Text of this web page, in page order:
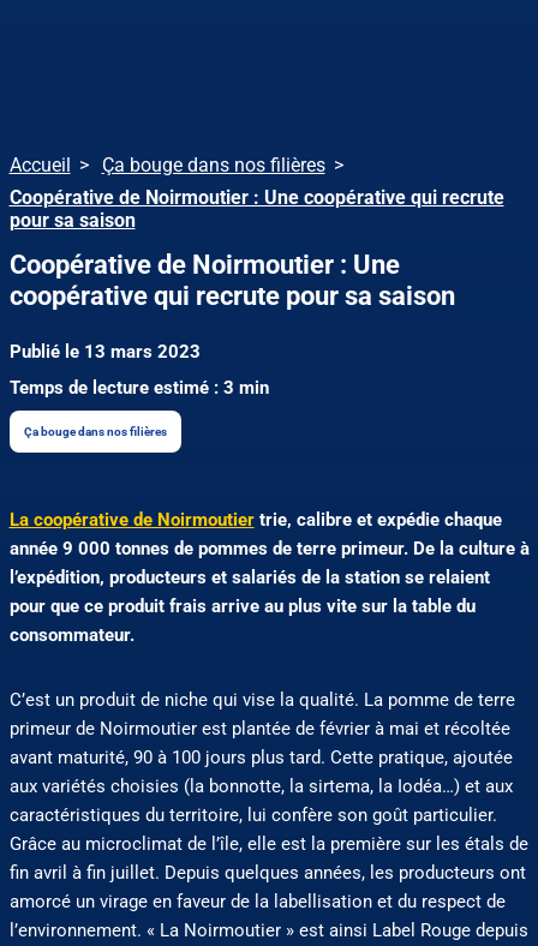
Accueil
Ça bouge dans nos filières
Coopérative de Noirmoutier : Une coopérative qui recrute
pour sa saison
Coopérative de Noirmoutier : Une
coopérative qui recrute pour sa saison
Publié le 13 mars 2023
Temps de lecture estimé : 3 min
Ça bouge dans nos filières
La coopérative de Noirmoutiertrie, calibre et expédie chaque
année 9 000 tonnes de pommes de terre primeur. De la culture à
l’expédition, producteurs et salariés de la station se relaient
pour que ce produit frais arrive au plus vite sur la table du
consommateur.
C’est un produit de niche qui vise la qualité. La pomme de terre
primeur de Noirmoutier est plantée de février à mai et récoltée
avant maturité, 90 à 100 jours plus tard. Cette pratique, ajoutée
aux variétés choisies (la bonnotte, la sirtema, la Iodéa…) et aux
caractéristiques du territoire, lui confère son goût particulier.
Grâce au microclimat de l’île, elle est la première sur les étals de
fin avril à fin juillet. Depuis quelques années, les producteurs ont
amorcé un virage en faveur de la labellisation et du respect de
l’environnement. « La Noirmoutier » est ainsi Label Rouge depuis